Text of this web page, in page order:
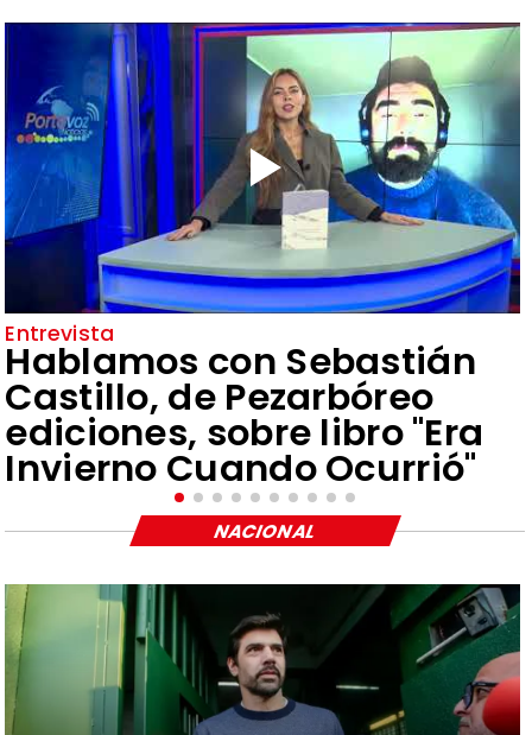
Entrevista
Hablamos con Sebastián
Castillo, de Pezarbóreo
ediciones, sobre libro "Era
Invierno Cuando Ocurrió"
NACIONAL